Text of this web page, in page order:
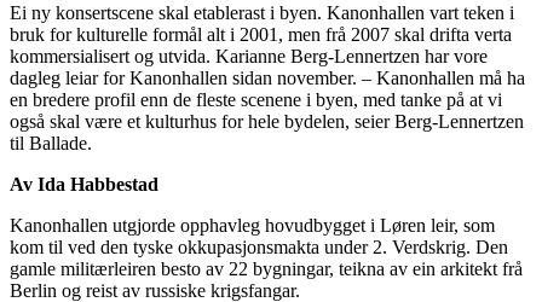
Ei ny konsertscene skal etablerast i byen. Kanonhallen vart teken i
bruk for kulturelle formål alt i 2001, men frå 2007 skal drifta verta
kommersialisert og utvida. Karianne Berg-Lennertzen har vore
dagleg leiar for Kanonhallen sidan november. – Kanonhallen må ha
en bredere profil enn de fleste scenene i byen, med tanke på at vi
også skal være et kulturhus for hele bydelen, seier Berg-Lennertzen
til Ballade.
Av Ida Habbestad
Kanonhallen utgjorde opphavleg hovudbygget i Løren leir, som
kom til ved den tyske okkupasjonsmakta under 2. Verdskrig. Den
gamle militærleiren besto av 22 bygningar, teikna av ein arkitekt frå
Berlin og reist av russiske krigsfangar.